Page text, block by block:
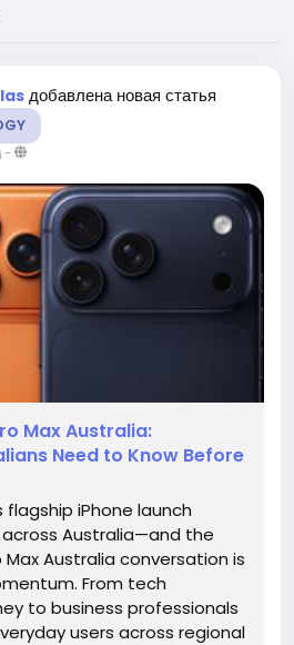
добавлена новая статья
-
Max Australia:
Need to Know Before
flagship iPhone launch
Australia—and the
Max Australia conversation is
From tech
to business professionals
users across regional